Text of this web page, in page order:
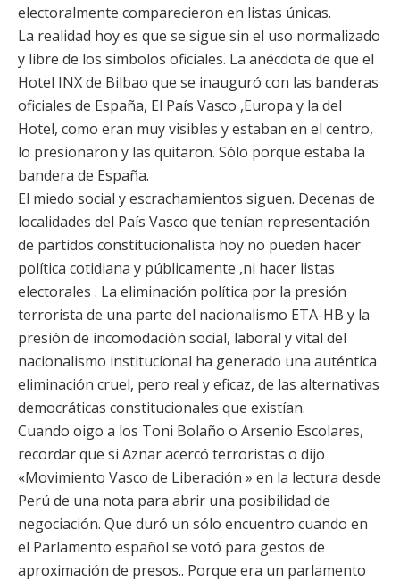
electoralmente comparecieron en listas únicas.
La realidad hoy es que se sigue sin el uso normalizado
y libre de los simbolos oficiales. La anécdota de que el
Hotel INX de Bilbao que se inauguró con las banderas
oficiales de España, El País Vasco ,Europa y la del
Hotel, como eran muy visibles y estaban en el centro,
lo presionaron y las quitaron. Sólo porque estaba la
bandera de España.
El miedo social y escrachamientos siguen. Decenas de
localidades del País Vasco que tenían representación
de partidos constitucionalista hoy no pueden hacer
política cotidiana y públicamente ,ni hacer listas
electorales . La eliminación política por la presión
terrorista de una parte del nacionalismo ETA-HB y la
presión de incomodación social, laboral y vital del
nacionalismo institucional ha generado una auténtica
eliminación cruel, pero real y eficaz, de las alternativas
democráticas constitucionales que existían.
Cuando oigo a los Toni Bolaño o Arsenio Escolares,
recordar que si Aznar acercó terroristas o dijo
«Movimiento Vasco de Liberación » en la lectura desde
Perú de una nota para abrir una posibilidad de
negociación. Que duró un sólo encuentro cuando en
el Parlamento español se votó para gestos de
aproximación de presos.. Porque era un parlamento